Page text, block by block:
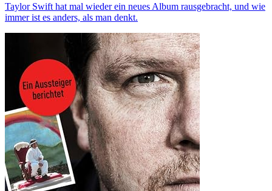
Taylor Swift hat mal wieder ein neues Album rausgebracht, und wie
immer ist es anders, als man denkt.